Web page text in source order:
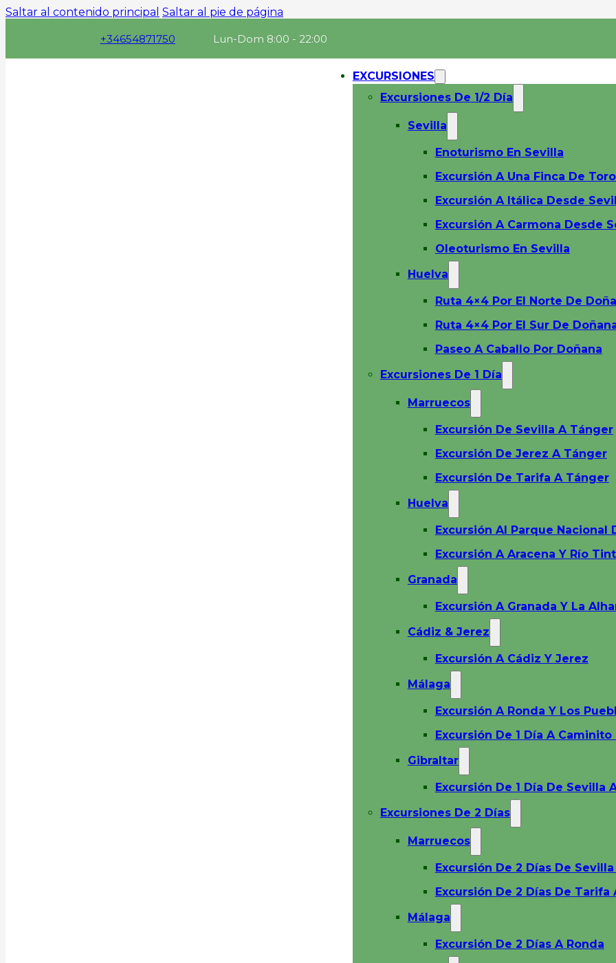
Saltar al contenido principal Saltar al pie de página
+34654871750 Lun-Dom 8:00 - 22:00
EXCURSIONES
Excursiones De 1/2 Día
Sevilla
Enoturismo En Sevilla
Excursión A Una Finca De
Excursión A Itálica Desde
Excursión A Carmona Desde
Oleoturismo En Sevilla
Huelva
Ruta 4×4 Por El Norte De
Ruta 4×4 Por El Sur De
Paseo A Caballo Por Doñana
Excursiones De 1 Día
Marruecos
Excursión De Sevilla A Tánger
Excursión De Jerez A Tánger
Excursión De Tarifa A Tánger
Huelva
Excursión Al Parque Nacional
Excursión A Aracena Y Río
Granada
Excursión A Granada Y La
Cádiz & Jerez
Excursión A Cádiz Y Jerez
Málaga
Excursión A Ronda Y Los
Excursión De 1 Día A Caminito
Gibraltar
Excursión De 1 Día De Sevilla
Excursiones De 2 Días
Marruecos
Excursión De 2 Días De
Excursión De 2 Días De Tarifa
Málaga
Excursión De 2 Días A Ronda